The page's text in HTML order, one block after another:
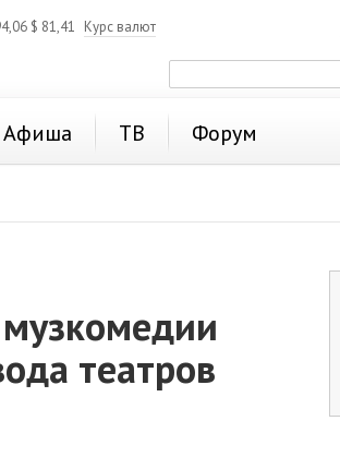
$ 81,41 Курс валют
Афиша ТВ Форум
театров